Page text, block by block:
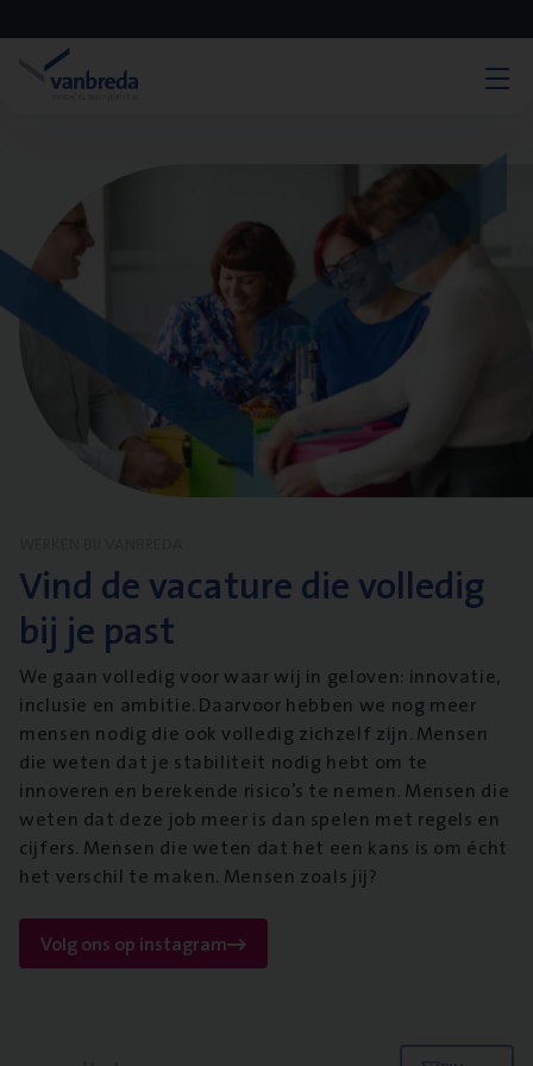
Vind de vacature die volledig
bij je past
We gaan volledig voor waar wij in geloven: innovatie,
inclusie en ambitie. Daarvoor hebben we nog meer
mensen nodig die ook volledig zichzelf zijn. Mensen
die weten dat je stabiliteit nodig hebt om te
innoveren en berekende risico’s te nemen. Mensen die
weten dat deze job meer is dan spelen met regels en
cijfers. Mensen die weten dat het een kans is om écht
het verschil te maken. Mensen zoals jij?
Volg ons op instagram